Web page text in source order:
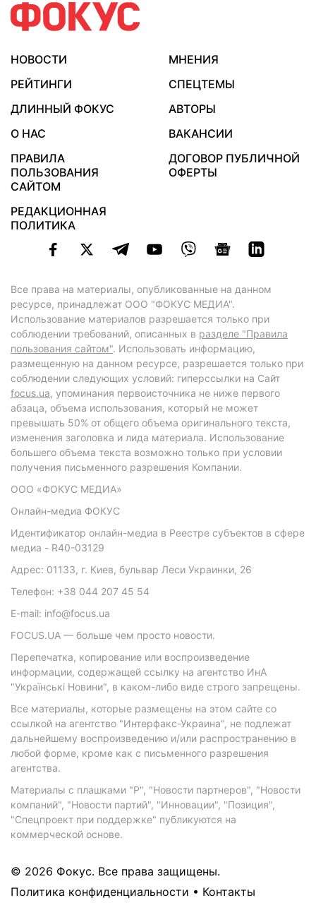
НОВОСТИ
МНЕНИЯ
РЕЙТИНГИ
СПЕЦТЕМЫ
ДЛИННЫЙ ФОКУС
АВТОРЫ
О НАС
ВАКАНСИИ
ПРАВИЛА
ПОЛЬЗОВАНИЯ
САЙТОМ
ДОГОВОР ПУБЛИЧНОЙ
ОФЕРТЫ
РЕДАКЦИОННАЯ
ПОЛИТИКА
Все права на материалы, опубликованные на данном
ресурсе, принадлежат ООО "ФОКУС МЕДИА".
Использование материалов разрешается только при
соблюдении требований, описанных в разделе "Правила
пользования сайтом". Использовать информацию,
размещенную на данном ресурсе, разрешается только при
соблюдении следующих условий: гиперссылки на Сайт
focus.ua, упоминания первоисточника не ниже первого
абзаца, объема использования, который не может
превышать 50% от общего объема оригинального текста,
изменения заголовка и лида материала. Использование
большего объема текста возможно только при условии
получения письменного разрешения Компании.
ООО «ФОКУС МЕДИА»
Онлайн-медиа ФОКУС
Идентификатор онлайн-медиа в Реестре субъектов в сфере
медиа - R40-03129
Адрес: 01133, г. Киев, бульвар Леси Украинки, 26
Телефон: +38 044 207 45 54
E-mail: info@focus.ua
FOCUS.UA — больше чем просто новости.
Перепечатка, копирование или воспроизведение
информации, содержащей ссылку на агентство ИнА
"Українські Новини", в каком-либо виде строго запрещены.
Все материалы, которые размещены на этом сайте со
ссылкой на агентство "Интерфакс-Украина", не подлежат
дальнейшему воспроизведению и/или распространению в
любой форме, кроме как с письменного разрешения
агентства.
Материалы с плашками "Р", "Новости партнеров", "Новости
компаний", "Новости партий", "Инновации", "Позиция",
"Спецпроект при поддержке" публикуются на
коммерческой основе.
© 2026 Фокус. Все права защищены.
Политика конфиденциальности • Контакты